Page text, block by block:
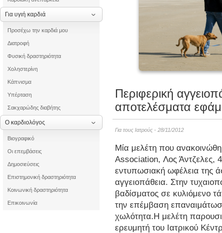
Για υγιή καρδιά
Προσέχω την καρδιά μου
Διατροφή
Φυσική δραστηριότητα
Χοληστερίνη
Κάπνισμα
Υπέρταση
Σακχαρώδης διαβήτης
Ο καρδιολόγος
Βιογραφικό
Οι επεμβάσεις
Δημοσιεύσεις
Επιστημονική δραστηριότητα
Κοινωνική δραστηριότητα
Επικοινωνία
Περιφερική
αποτελέσματα
Για τους Ιατρούς - 28/11/2012
Μία μελέτη που
Association, Λος Άντζελες,
εντυπωσιακή ωφέλεια της
αγγειοπάθεια. Στην
βαδίσματος σε κυλιόμενο
την επέμβαση
χωλότητα.Η μελέτη
ερευμητή του Ιατρικού